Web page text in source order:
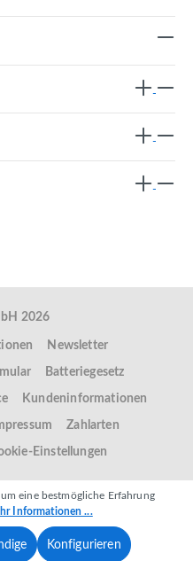
2026
Newsletter
Batteriegesetz
Kundeninformationen
Zahlarten
Einstellungen
eine bestmögliche Erfahrung
Informationen ...
Konfigurieren